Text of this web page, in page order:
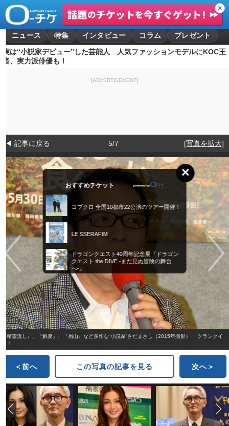
✕
ニュース 特集 インタビュー コラム
プレゼント
実は“小説家デビュー”した芸能人 人気ファッションモデルにKOC王
者、実力派俳優も！
[ADVERTISEMENT]
◀ 記事に戻る 5/7 [写真を拡大]
×
おすすめチケット
コブクロ 全国10都市22公演のツアー開催！
LE SSERAFIM
ドラゴンクエスト40周年記念展『ドラゴン
クエスト the DIVE -まだ見ぬ冒険の舞台
へ-』
『精霊流し』、『解夏』、『眉山』など多作な“小説家”さだまさし（2015年撮影） クランクイ
ン！
＜前へ この写真の記事を見る 次へ＞